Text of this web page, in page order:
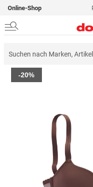
Online-Shop
Zum
Ende
-20%